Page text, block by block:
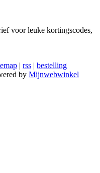
voor leuke kortingscodes,
| rss | bestelling
by Mijnwebwinkel